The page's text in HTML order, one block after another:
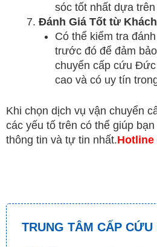
sóc tốt nhất dựa
Đánh Giá Tốt từ
Có thể kiểm tra
trước đó để đảm
chuyển cấp cứu
cao và có uy tín
Khi chọn dịch vụ vận chuyển
các yếu tố trên có thể giúp
thông tin và tự tin nhất.Hotline
TRUNG TÂM CẤP